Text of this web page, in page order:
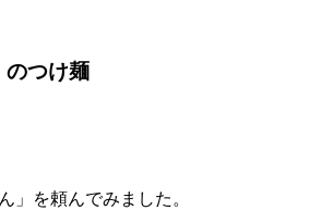
のつけ麺
」を頼んでみました。